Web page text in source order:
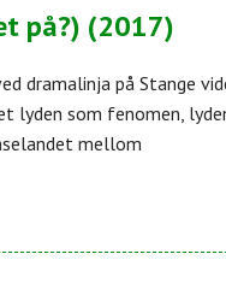
på?) (2017)
dramalinja på Stange
lyden som fenomen,
mellom